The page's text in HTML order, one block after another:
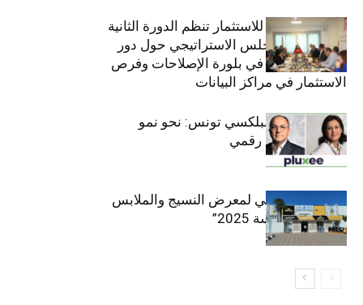
الهيئة التونسية للاستثمار تنظم الدورة الثانية
والعشرين للمجلس الاستراتيجي حول دور
القطاع الخاص في بلورة الإصلاحات وفرص
الاستثمار في مراكز البيانات
قيادة مزدوجة لبلكسي تونس: نحو نمو
متسارع وتحول رقمي
الافتتاح الرسمي لمعرض النسيج والملابس
“إنترتكس سوسة 2025”